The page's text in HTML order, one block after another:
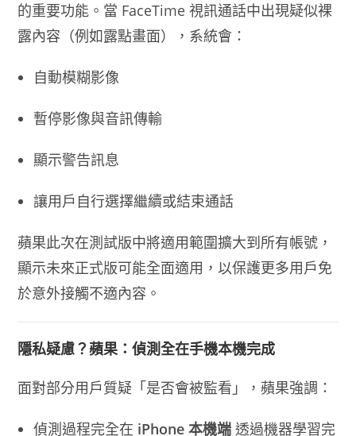
的重要功能。當 FaceTime 視訊通話中出現疑似裸
露內容（例如露點畫面），系統會：
自動模糊影像
暫停影像與音訊傳輸
顯示警告訊息
讓用戶自行選擇繼續或結束通話
蘋果此次在測試版中將適用範圍擴大到所有帳號，
顯示未來正式版可能全面適用，以保護更多用戶免
於意外接觸不適內容。
隱私疑慮？蘋果：偵測全在手機本機完成
面對部分用戶質疑「是否會被監看」，蘋果強調：
偵測過程完全在 iPhone 本機端 透過機器學習完